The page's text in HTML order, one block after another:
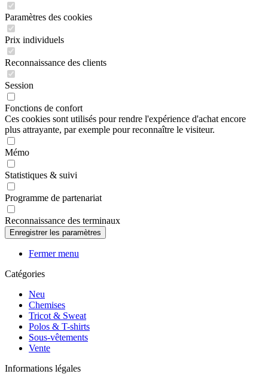
Paramètres des cookies
Prix individuels
Reconnaissance des clients
Session
Fonctions de confort
Ces cookies sont utilisés pour rendre l'expérience d'achat encore
plus attrayante, par exemple pour reconnaître le visiteur.
Mémo
Statistiques & suivi
Programme de partenariat
Reconnaissance des terminaux
Fermer menu
Catégories
Neu
Chemises
Tricot & Sweat
Polos & T-shirts
Sous-vêtements
Vente
Informations légales